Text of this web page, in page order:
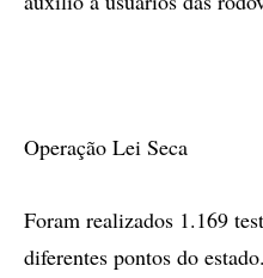
Operação Lei Seca
Foram realizados 1.169
diferentes pontos do